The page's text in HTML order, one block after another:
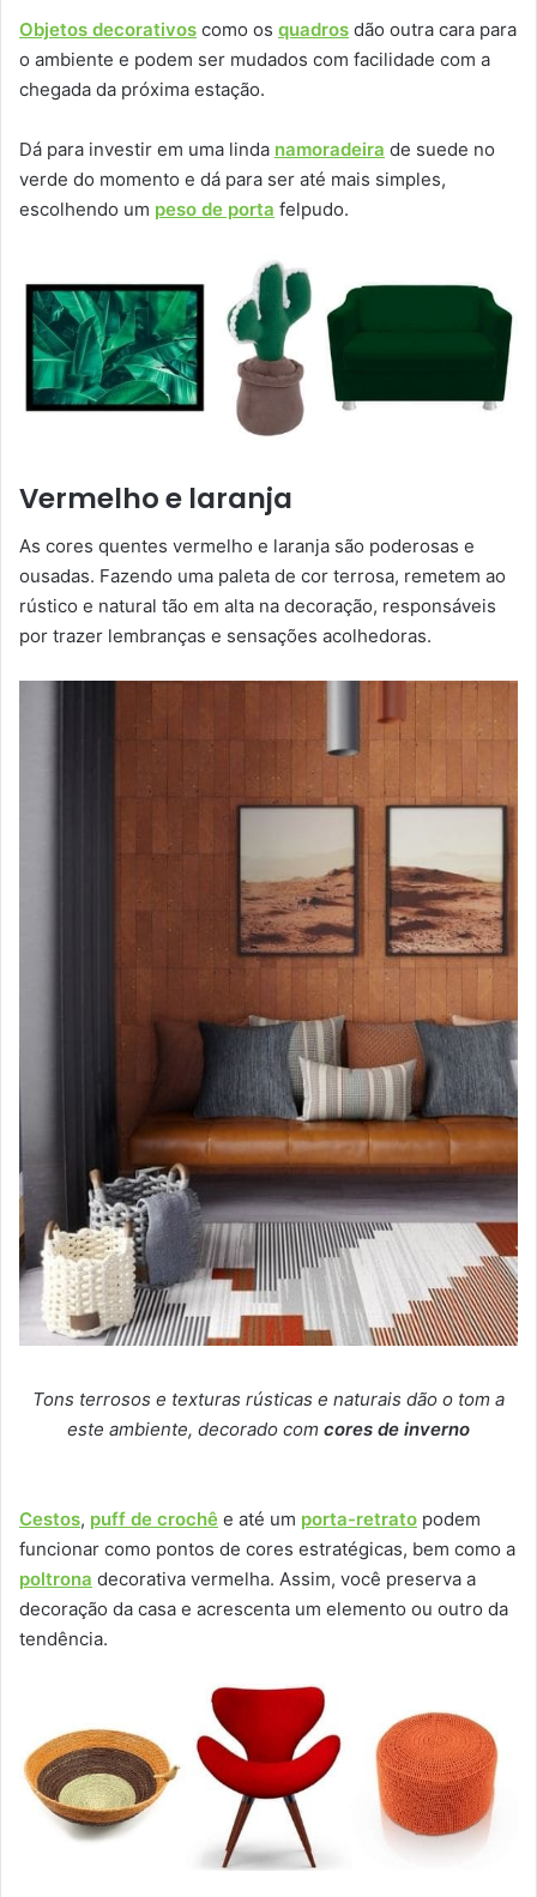
Objetos decorativos como os quadros dão outra cara para
o ambiente e podem ser mudados com facilidade com a
chegada da próxima estação.
Dá para investir em uma linda namoradeira de suede no
verde do momento e dá para ser até mais simples,
escolhendo um peso de porta felpudo.
Vermelho e laranja
As cores quentes vermelho e laranja são poderosas e
ousadas. Fazendo uma paleta de cor terrosa, remetem ao
rústico e natural tão em alta na decoração, responsáveis
por trazer lembranças e sensações acolhedoras.
Tons terrosos e texturas rústicas e naturais dão o tom a
este ambiente, decorado com cores de inverno
Cestos, puff de crochê e até um porta-retrato podem
funcionar como pontos de cores estratégicas, bem como a
poltrona decorativa vermelha. Assim, você preserva a
decoração da casa e acrescenta um elemento ou outro da
tendência.